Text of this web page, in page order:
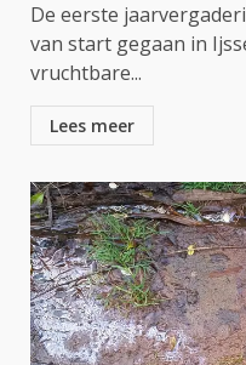
De eerste
van start gegaan in
vruchtbare...
Lees meer